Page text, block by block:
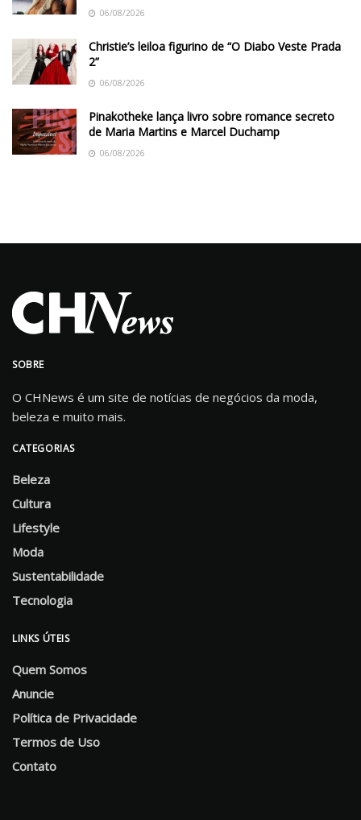
06/08/2026
Christie’s leiloa figurino de “O Diabo Veste Prada
2”
06/08/2026
Pinakotheke lança livro sobre romance secreto
de Maria Martins e Marcel Duchamp
06/08/2026
SOBRE
O CHNews é um site de notícias de negócios da moda,
beleza e muito mais.
CATEGORIAS
Beleza
Cultura
Lifestyle
Moda
Sustentabilidade
Tecnologia
LINKS ÚTEIS
Quem Somos
Anuncie
Política de Privacidade
Termos de Uso
Contato